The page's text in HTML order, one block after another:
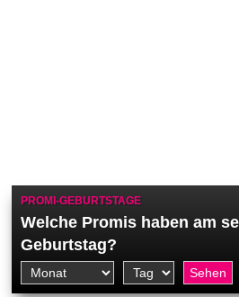
PROMI-GEBURTSTAGE
Welche Promis haben am
Geburtstag?